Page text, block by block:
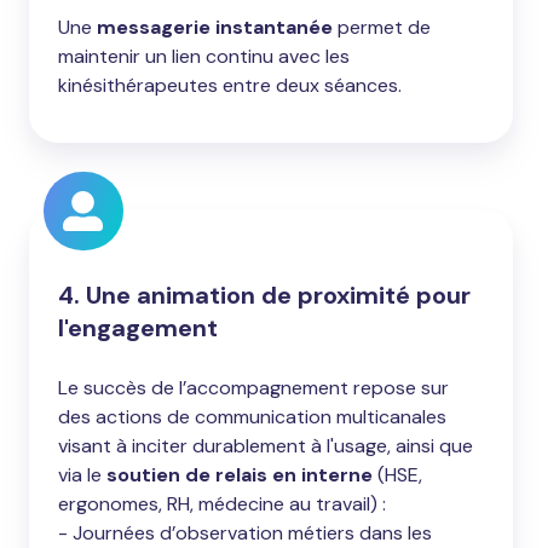
Une messagerie instantanéepermet de
maintenir un lien continu avec les
kinésithérapeutes entre deux séances.
4. Une animation de proximité pour
l'engagement
Le succès de l’accompagnement repose sur
des actions de communication multicanales
visant à inciter durablement à l'usage, ainsi que
via le soutien de relais en interne(HSE,
ergonomes, RH, médecine au travail) :
- Journées d’observation métiers dans les